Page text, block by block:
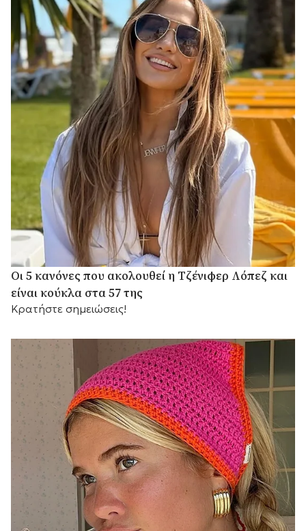
Οι 5 κανόνες που ακολουθεί η Τζένιφερ Λόπεζ και
είναι κούκλα στα 57 της
Κρατήστε σημειώσεις!